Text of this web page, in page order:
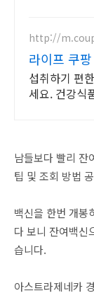
http://
라이프 쿠
섭취하기 편
세요. 건강식
남들보다 빨리 잔
팁 및 조회 방법
백신을 한번 개봉
다 보니 잔여백신
습니다.
아스트라제네카